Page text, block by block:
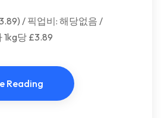
/ 픽업비: 해당없음 /
1kg당 £3.89
Reading